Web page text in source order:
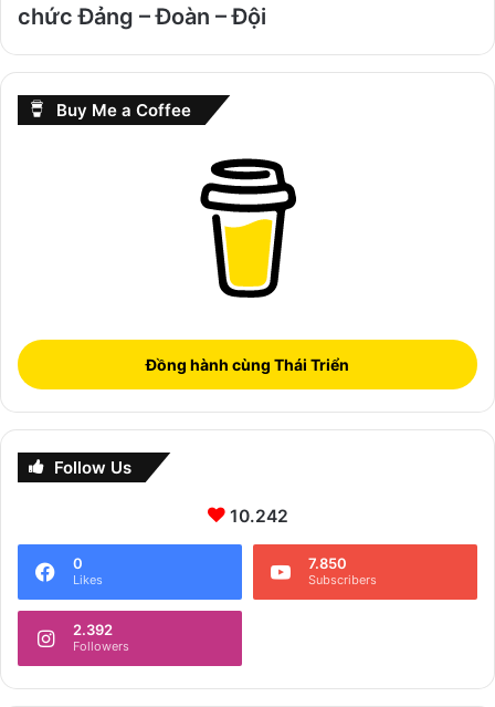
chức Đảng – Đoàn – Đội
Buy Me a Coffee
Đồng hành cùng Thái Triển
Follow Us
10.242
0
Likes
7.850
Subscribers
2.392
Followers